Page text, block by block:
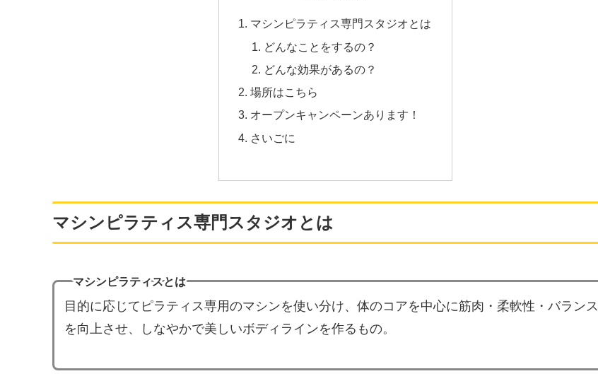
マシンピラティス専門スタジオとは
どんなことをするの？
どんな効果があるの？
場所はこちら
オープンキャンペーンあります！
さいごに
マシンピラティス専門スタジオとは
マシンピラティスとは
目的に応じてピラティス専用のマシンを使い分け、体のコアを中心に筋肉・柔軟性・バランス
を向上させ、しなやかで美しいボディラインを作るもの。